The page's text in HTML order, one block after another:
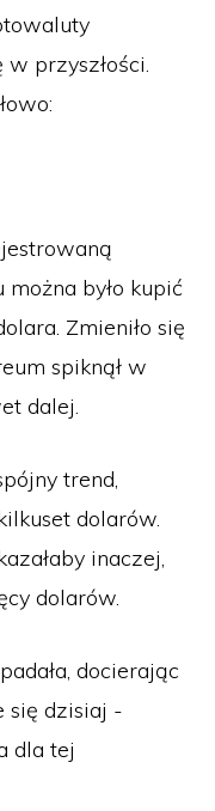
przyszłości.
było kupić
Zmieniło się
spiknął w
dalej.
trend,
dolarów.
inaczej,
dolarów.
docierając
się dzisiaj -
dla tej